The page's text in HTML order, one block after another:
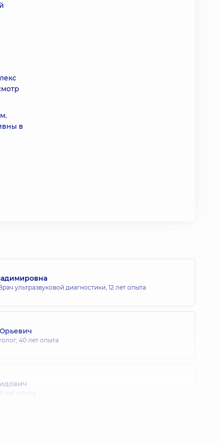
в
ультразвуковой диагностики, 12 лет опыта
40 лет опыта
лет опыта